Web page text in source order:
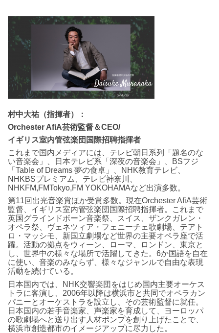
村中大祐（指揮者）：
Orchester AfiA芸術監督＆CEO/
イギリス室内管弦楽団国際招聘指揮者
これまで国内メディアには、テレビ朝日系列「題名のな
い音楽会」、日本テレビ系「深夜の音楽会」、BSフジ
「Table of Dreams 夢の食卓」、NHK教育テレビ、
NHKBSプレミアム、テレビ神奈川、
NHKFM,FMTokyo,FM YOKOHAMAなど出演多数。
第11回出光音楽賞ほか受賞多数。現在Orchester AfiA芸術
監督、イギリス室内管弦楽団国際招聘指揮者。これまで
英国グラインドボーン音楽祭、スイス、ザンクガレン・
オペラ祭、ヴェネツィア・フェニーチェ歌劇場、テアト
ロ・マッシモ、新国立劇場など世界の主要オペラ座で活
躍。活動の拠点をウィーン、ローマ、ロンドン、東京と
し、世界中の様々な場所で活躍してきた。6か国語を自在
に使い、音楽のみならず、様々なジャンルで自由な表現
活動を続けている。
日本国内では、NHK交響楽団をはじめ国内主要オーケス
トラに客演し、2006年以降は横浜市と共同でオペラカン
パニーとオーケストラを設立し、その芸術監督に就任。
日本国内の若手音楽家、声楽家を育成して、ヨーロッパ
の歌劇場へと送り出す人材ポンプを創り上げたことで、
横浜市創造都市のイメージアップに尽力した。